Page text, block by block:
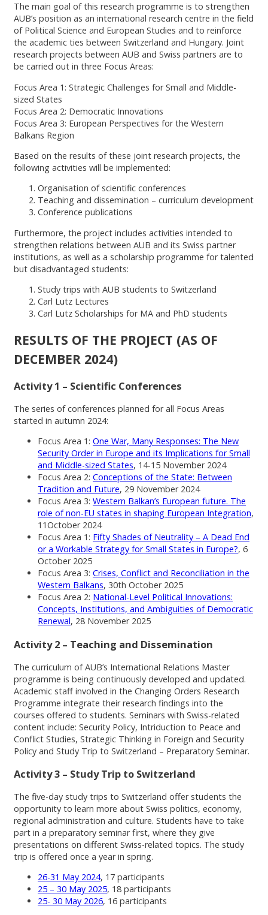
The main goal of this research programme is to strengthen
AUB’s position as an international research centre in the field
of Political Science and European Studies and to reinforce
the academic ties between Switzerland and Hungary. Joint
research projects between AUB and Swiss partners are to
be carried out in three Focus Areas:
Focus Area 1: Strategic Challenges for Small and Middle-
sized States
Focus Area 2: Democratic Innovations
Focus Area 3: European Perspectives for the Western
Balkans Region
Based on the results of these joint research projects, the
following activities will be implemented:
Organisation of scientific conferences
Teaching and dissemination – curriculum development
Conference publications
Furthermore, the project includes activities intended to
strengthen relations between AUB and its Swiss partner
institutions, as well as a scholarship programme for talented
but disadvantaged students:
Study trips with AUB students to Switzerland
Carl Lutz Lectures
Carl Lutz Scholarships for MA and PhD students
RESULTS OF THE PROJECT (AS OF
DECEMBER 2024)
Activity 1 – Scientific Conferences
The series of conferences planned for all Focus Areas
started in autumn 2024:
Focus Area 1: One War, Many Responses: The New
Security Order in Europe and its Implications for Small
and Middle-sized States, 14-15 November 2024
Focus Area 2: Conceptions of the State: Between
Tradition and Future, 29 November 2024
Focus Area 3: Western Balkan’s European future. The
role of non-EU states in shaping European Integration,
11October 2024
Focus Area 1: Fifty Shades of Neutrality – A Dead End
or a Workable Strategy for Small States in Europe?, 6
October 2025
Focus Area 3: Crises, Conflict and Reconciliation in the
Western Balkans, 30th October 2025
Focus Area 2: National-Level Political Innovations:
Concepts, Institutions, and Ambiguities of Democratic
Renewal, 28 November 2025
Activity 2 – Teaching and Dissemination
The curriculum of AUB’s International Relations Master
programme is being continuously developed and updated.
Academic staff involved in the Changing Orders Research
Programme integrate their research findings into the
courses offered to students. Seminars with Swiss-related
content include: Security Policy, Intriduction to Peace and
Conflict Studies, Strategic Thinking in Foreign and Security
Policy and Study Trip to Switzerland – Preparatory Seminar.
Activity 3 – Study Trip to Switzerland
The five-day study trips to Switzerland offer students the
opportunity to learn more about Swiss politics, economy,
regional administration and culture. Students have to take
part in a preparatory seminar first, where they give
presentations on different Swiss-related topics. The study
trip is offered once a year in spring.
26-31 May 2024, 17 participants
25 – 30 May 2025, 18 participants
25- 30 May 2026, 16 participants